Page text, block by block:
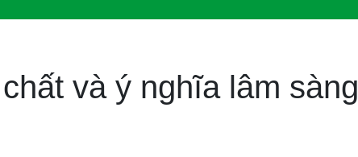
và ý nghĩa lâm sàng